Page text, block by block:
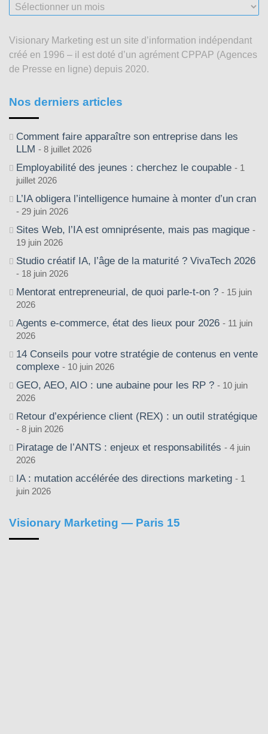
Nos
articles
2003
Visionary Marketing est un site d’information indépendant
créé en 1996 – il est doté d’un agrément CPPAP (Agences
de Presse en ligne) depuis 2020.
Nos derniers articles
Comment faire apparaître son entreprise dans les
LLM
8 juillet 2026
Employabilité des jeunes : cherchez le coupable
1
juillet 2026
L’IA obligera l’intelligence humaine à monter d’un cran
29 juin 2026
Sites Web, l’IA est omniprésente, mais pas magique
19 juin 2026
Studio créatif IA, l’âge de la maturité ? VivaTech 2026
18 juin 2026
Mentorat entrepreneurial, de quoi parle-t-on ?
15 juin
2026
Agents e-commerce, état des lieux pour 2026
11 juin
2026
14 Conseils pour votre stratégie de contenus en vente
complexe
10 juin 2026
GEO, AEO, AIO : une aubaine pour les RP ?
10 juin
2026
Retour d’expérience client (REX) : un outil stratégique
8 juin 2026
Piratage de l’ANTS : enjeux et responsabilités
4 juin
2026
IA : mutation accélérée des directions marketing
1
juin 2026
Visionary Marketing — Paris 15